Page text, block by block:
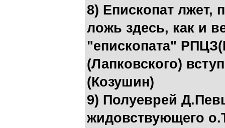
8) Епископат лжет,
ложь здесь, как и
"епископата"
(Лапковского)
(Козушин)
9) Полуеврей
жидовствующего